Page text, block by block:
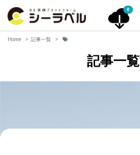
0
Home 記事一覧
記事一覧